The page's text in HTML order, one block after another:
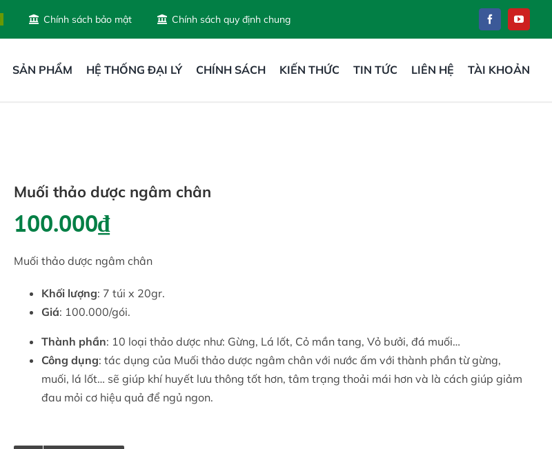
Chính sách bảo mật Chính sách quy định chung
SẢN PHẨM HỆ THỐNG ĐẠI LÝ CHÍNH SÁCH KIẾN THỨC TIN TỨC LIÊN HỆ TÀI KHOẢN
Muối thảo dược ngâm chân
100.000₫
Muối thảo dược ngâm chân
Khối lượng: 7 túi x 20gr.
Giá: 100.000/gói.
Thành phần: 10 loại thảo dược như: Gừng, Lá lốt, Cỏ mần tang, Vỏ bưởi, đá muối…
Công dụng: tác dụng của Muối thảo dược ngâm chân với nước ấm với thành phần từ gừng,
muối, lá lốt… sẽ giúp khí huyết lưu thông tốt hơn, tâm trạng thoải mái hơn và là cách giúp giảm
đau mỏi cơ hiệu quả để ngủ ngon.